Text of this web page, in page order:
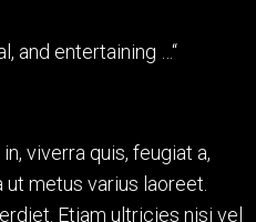
and entertaining …“
viverra quis, feugiat a,
metus varius laoreet.
Etiam ultricies nisi vel